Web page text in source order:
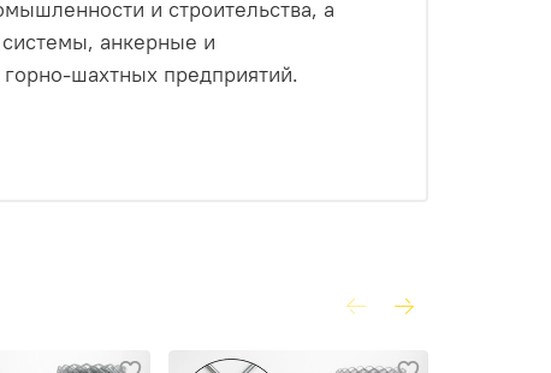
и строительства, а
анкерные и
предприятий.